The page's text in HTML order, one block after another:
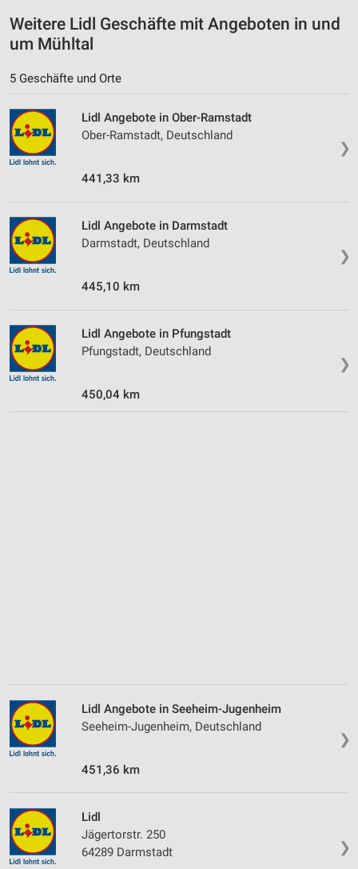
Weitere Lidl Geschäfte mit Angeboten in und
um Mühltal
5 Geschäfte und Orte
❯
Lidl Angebote in Ober-Ramstadt
Ober-Ramstadt, Deutschland
441,33 km
❯
Lidl Angebote in Darmstadt
Darmstadt, Deutschland
445,10 km
❯
Lidl Angebote in Pfungstadt
Pfungstadt, Deutschland
450,04 km
❯
Lidl Angebote in Seeheim-Jugenheim
Seeheim-Jugenheim, Deutschland
451,36 km
❯
Lidl
Jägertorstr. 250
64289 Darmstadt
Geräte anhand von aktiv angeforderten
Nicht-IAB-Verarbeitungszwecke:
Notwendig
Performance